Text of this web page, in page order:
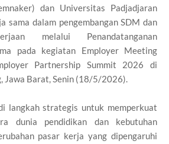
dan Universitas Padjadjaran
sama dalam pengembangan SDM dan
melalui Penandatanganan
pada kegiatan Employer Meeting
Partnership Summit 2026 di
Jawa Barat, Senin (18/5/2026).
langkah strategis untuk memperkuat
dunia pendidikan dan kebutuhan
pasar kerja yang dipengaruhi